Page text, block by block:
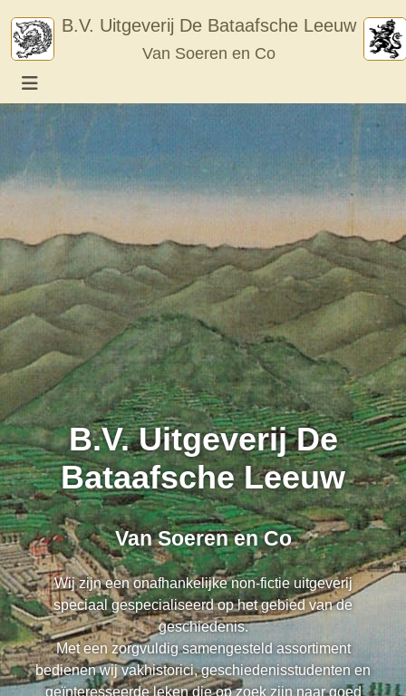
content
B.V. Uitgeverij De Bataafsche Leeuw
Van Soeren en Co
B.V. Uitgeverij De
Bataafsche Leeuw
Van Soeren en Co
Wij zijn een onafhankelijke non-fictie uitgeverij
speciaal gespecialiseerd op het gebied van de
geschiedenis.
Met een zorgvuldig samengesteld assortiment
bedienen wij vakhistorici, geschiedenisstudenten en
geïnteresseerde leken die op zoek zijn naar goed